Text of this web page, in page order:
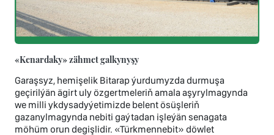
«Kenardaky» zähmet galkynyşy
Garaşsyz, hemişelik Bitarap ýurdumyzda durmuşa
geçirilýän ägirt uly özgertmeleriň amala aşyrylmagynda
we milli ykdysadyýetimizde belent ösüşleriň
gazanylmagynda nebiti gaýtadan işleýän senagata
möhüm orun degişlidir. «Türkmennebit» döwlet